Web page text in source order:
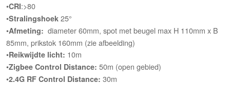
•CRI:>80
•Stralingshoek 25°
•Afmeting: diameter 60mm, spot met beugel max H 110mm x B
85mm, prikstok 160mm (zie afbeelding)
•Reikwijdte licht: 10m
•Zigbee Control Distance:50m (open gebied)
•2.4G RF Control Distance: 30m